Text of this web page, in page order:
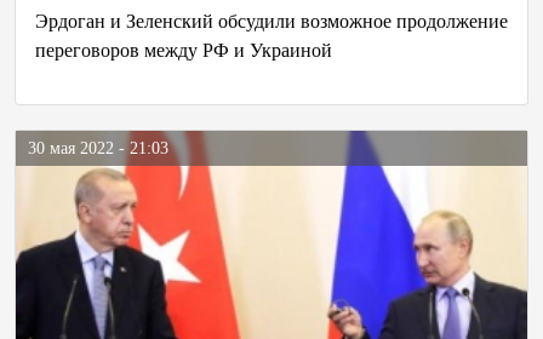
Эрдоган и Зеленский обсудили возможное продолжение
переговоров между РФ и Украиной
30 мая 2022 - 21:03